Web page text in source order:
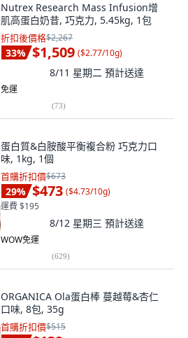
Nutrex Research Mass Infusion增
肌高蛋白奶昔, 巧克力, 5.45kg, 1包
折扣後價格$2,267
33% $1,509 ($2.77/10g)
8/11 星期二 預計送達
免運
(73)
蛋白質&白胺酸平衡複合粉 巧克力口
味, 1kg, 1個
首購折扣價$673
29% $473 ($4.73/10g)
運費 $195
8/12 星期三 預計送達
WOW免運
(629)
ORGANICA Ola蛋白棒 蔓越莓&杏仁
口味, 8包, 35g
首購折扣價$515